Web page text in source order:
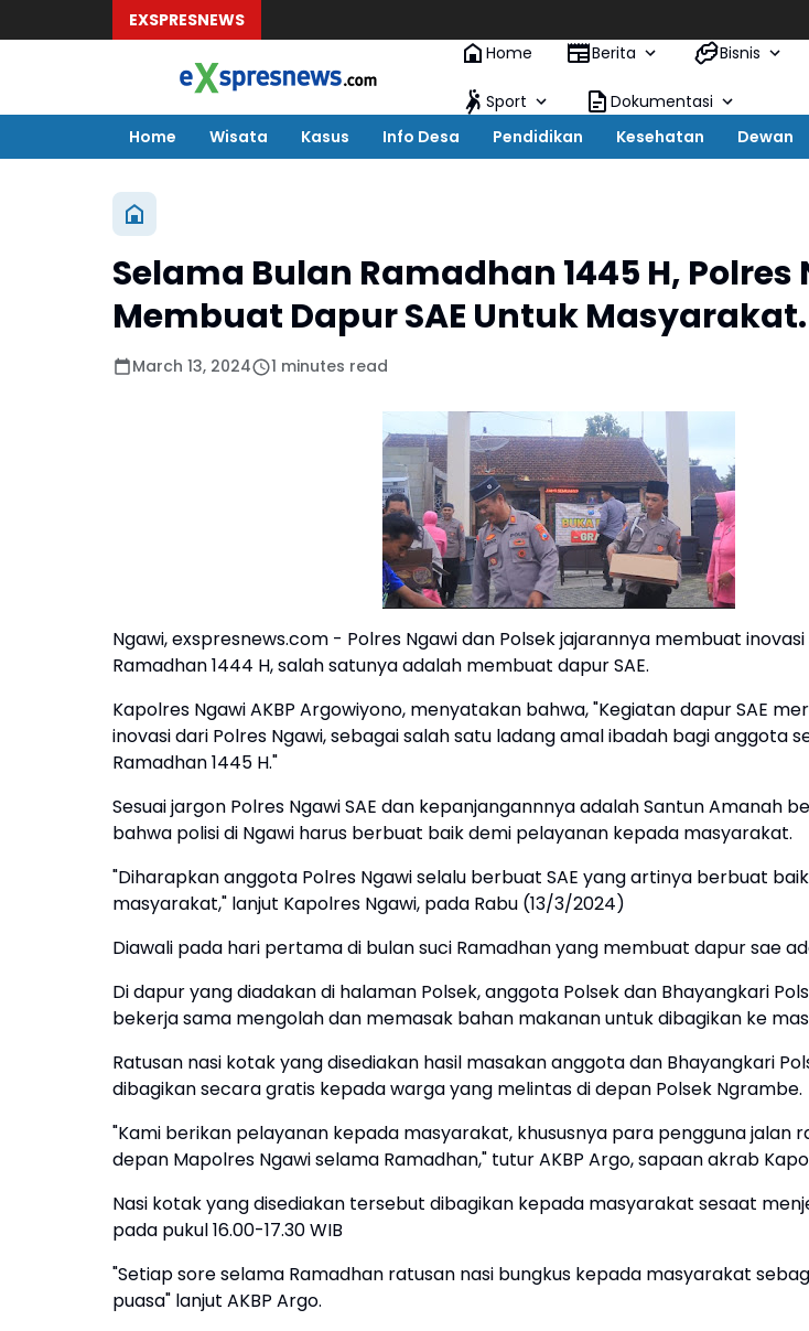
EXSPRESNEWS
Home
Berita Bisnis
Sport
Dokumentasi
Home
Wisata Kasus Info Desa Pendidikan Kesehatan Dewan
Selama Bulan Ramadhan 1445 H, Polres
Membuat Dapur SAE Untuk Masyarakat.
March 13, 2024 1 minutes read
Ngawi, exspresnews.com - Polres Ngawi dan Polsek jajarannya membuat
Ramadhan 1444 H, salah satunya adalah membuat dapur SAE.
Kapolres Ngawi AKBP Argowiyono, menyatakan bahwa, "Kegiatan dapur SAE
inovasi dari Polres Ngawi, sebagai salah satu ladang amal ibadah bagi anggota
Ramadhan 1445 H."
Sesuai jargon Polres Ngawi SAE dan kepanjangannnya adalah Santun Amanah
bahwa polisi di Ngawi harus berbuat baik demi pelayanan kepada masyarakat.
"Diharapkan anggota Polres Ngawi selalu berbuat SAE yang artinya berbuat
masyarakat," lanjut Kapolres Ngawi, pada Rabu (13/3/2024)
Diawali pada hari pertama di bulan suci Ramadhan yang membuat dapur sae
Di dapur yang diadakan di halaman Polsek, anggota Polsek dan Bhayangkari
bekerja sama mengolah dan memasak bahan makanan untuk dibagikan ke
Ratusan nasi kotak yang disediakan hasil masakan anggota dan Bhayangkari
dibagikan secara gratis kepada warga yang melintas di depan Polsek Ngrambe.
"Kami berikan pelayanan kepada masyarakat, khususnya para pengguna jalan
depan Mapolres Ngawi selama Ramadhan," tutur AKBP Argo, sapaan akrab
Nasi kotak yang disediakan tersebut dibagikan kepada masyarakat sesaat
pada pukul 16.00-17.30 WIB
"Setiap sore selama Ramadhan ratusan nasi bungkus kepada masyarakat
puasa" lanjut AKBP Argo.